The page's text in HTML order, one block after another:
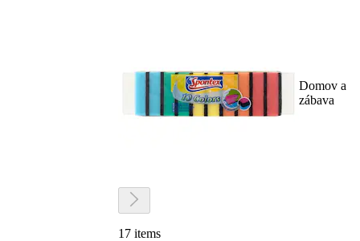
Domov a
zábava
17 items